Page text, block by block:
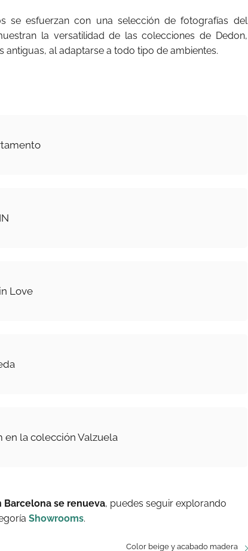
se esfuerzan con una selección de fotografías del
la versatilidad de las colecciones de Dedon,
antiguas, al adaptarse a todo tipo de ambientes.
Love
en la colección Valzuela
Barcelona se renueva, puedes seguir explorando
Showrooms.
Color beige y acabado madera